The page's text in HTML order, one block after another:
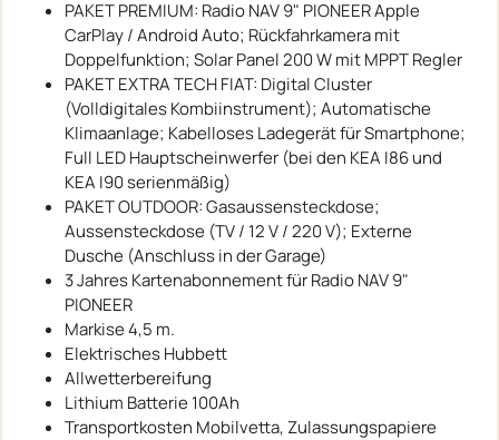
PAKET PREMIUM: Radio NAV 9" PIONEER Apple
CarPlay / Android Auto; Rückfahrkamera mit
Doppelfunktion; Solar Panel 200 W mit MPPT Regler
PAKET EXTRA TECH FIAT: Digital Cluster
(Volldigitales Kombiinstrument); Automatische
Klimaanlage; Kabelloses Ladegerät für Smartphone;
Full LED Hauptscheinwerfer (bei den KEA I86 und
KEA I90 serienmäßig)
PAKET OUTDOOR: Gasaussensteckdose;
Aussensteckdose (TV / 12 V / 220 V); Externe
Dusche (Anschluss in der Garage)
3 Jahres Kartenabonnement für Radio NAV 9"
PIONEER
Markise 4,5 m.
Elektrisches Hubbett
Allwetterbereifung
Lithium Batterie 100Ah
Transportkosten Mobilvetta, Zulassungspapiere